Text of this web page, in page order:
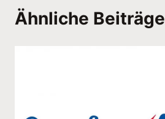
Ähnliche Beiträge